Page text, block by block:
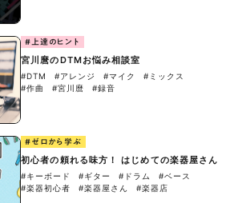
#上達のヒント
宮川麿のDTMお悩み相談室
#DTM #アレンジ #マイク
#ミックス
#作曲
#宮川麿 #録音
#ゼロから学ぶ
初心者の頼れる味方！ はじめての楽器屋さん
#キーボード #ギター #ドラム
#ベース
#楽器初心者
#楽器屋さん #楽器店